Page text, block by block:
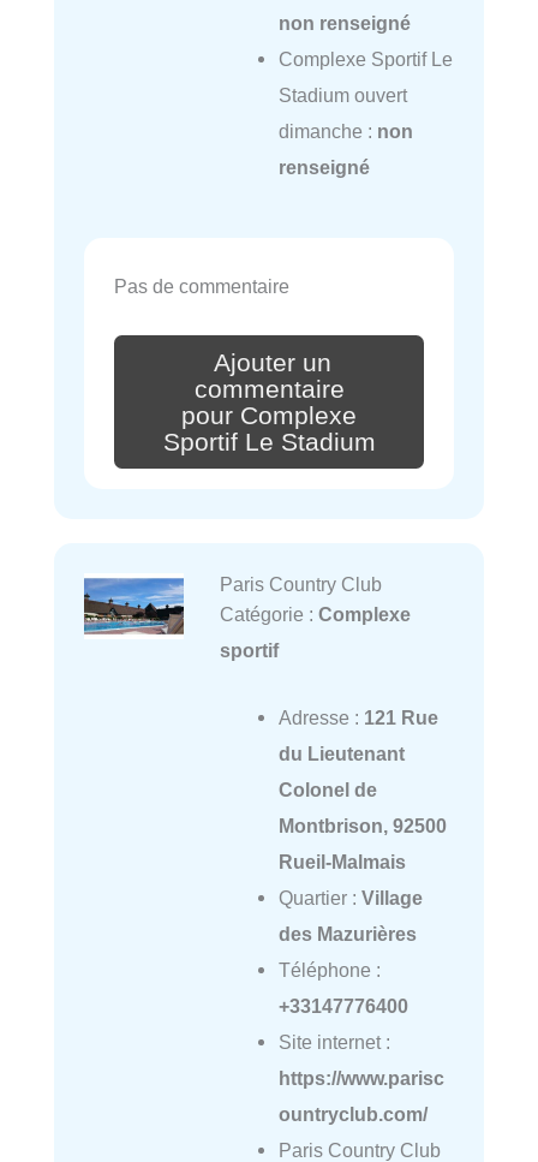
non renseigné
Complexe Sportif Le
Stadium ouvert
dimanche : non
renseigné
Pas de commentaire
Ajouter un
commentaire
pour Complexe
Sportif Le Stadium
Paris Country Club
Catégorie : Complexe
sportif
Adresse : 121 Rue
du Lieutenant
Colonel de
Montbrison, 92500
Rueil-Malmais
Quartier : Village
des Mazurières
Téléphone :
+33147776400
Site internet :
https://www.parisc
ountryclub.com/
Paris Country Club